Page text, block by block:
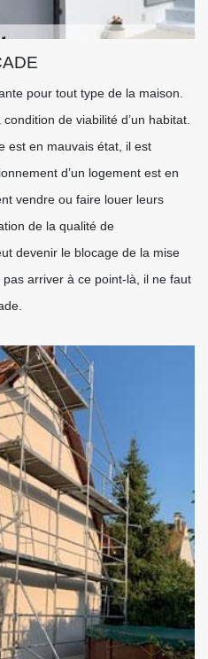
pour tout type de la maison.
de viabilité d’un habitat.
est en mauvais état, il est
d’un logement est en
vendre ou faire louer leurs
de la qualité de
devenir le blocage de la mise
arriver à ce point-là, il ne faut